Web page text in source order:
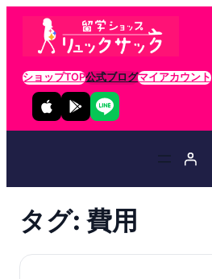
ショップTOP公式ブログマイアカウント
タグ: 費用